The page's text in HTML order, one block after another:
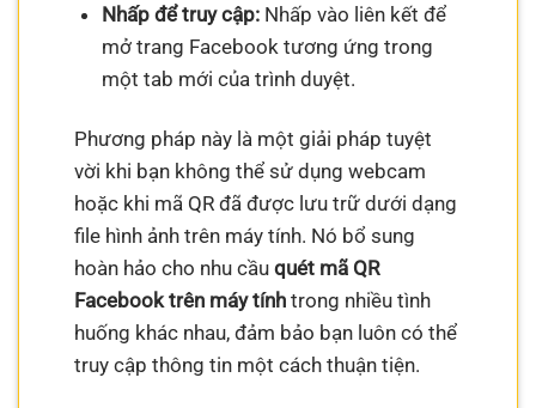
Nhấp để truy cập:Nhấp vào liên kết để
mở trang Facebook tương ứng trong
một tab mới của trình duyệt.
Phương pháp này là một giải pháp tuyệt
vời khi bạn không thể sử dụng webcam
hoặc khi mã QR đã được lưu trữ dưới dạng
file hình ảnh trên máy tính. Nó bổ sung
hoàn hảo cho nhu cầuquét mã QR
Facebook trên máy tính trong nhiều tình
huống khác nhau, đảm bảo bạn luôn có thể
truy cập thông tin một cách thuận tiện.